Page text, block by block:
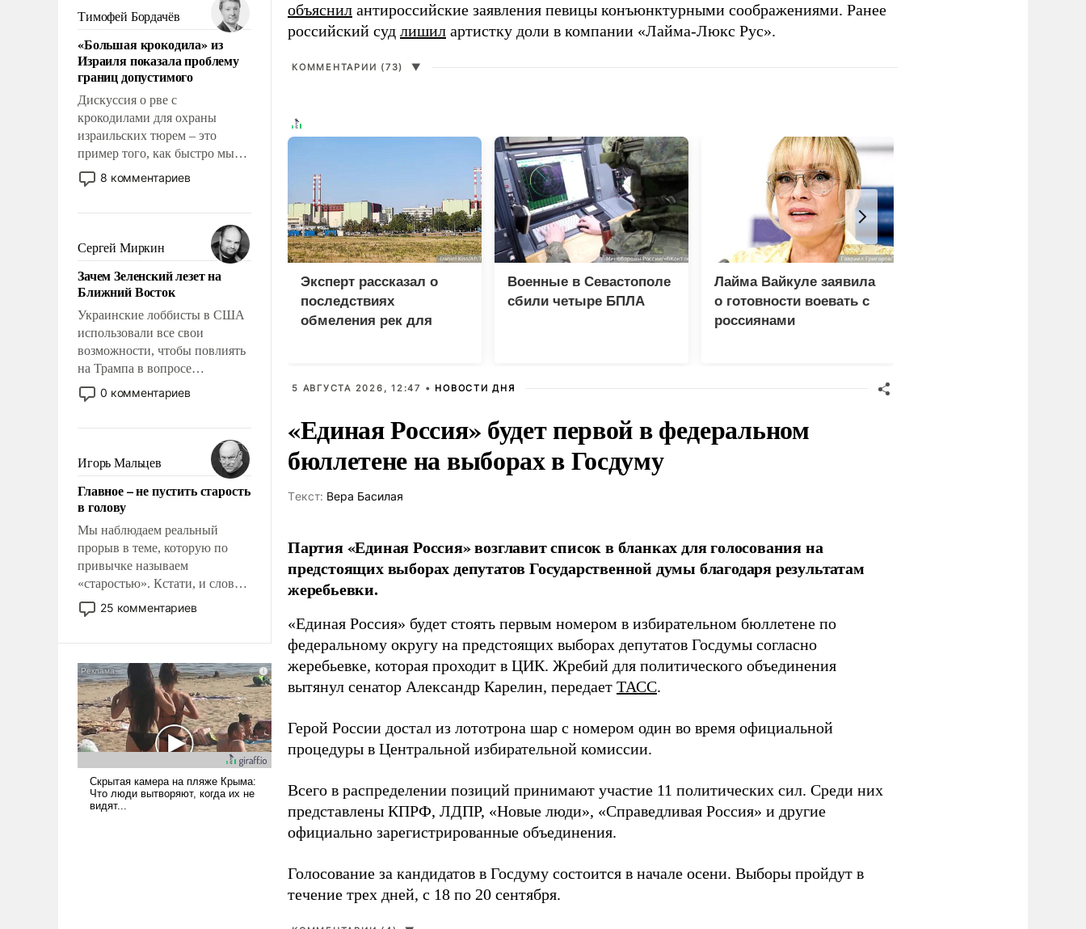
Тимофей Бордачёв
«Большая крокодила» из
Израиля показала проблему
границ допустимого
Дискуссия о рве с
крокодилами для охраны
израильских тюрем – это
пример того, как быстро мы
двигаемся по пути
революционных изменений.
псевдонаучной фантастики,
стало всерьез обсуждаемой
идеей.
8 комментариев
Сергей Миркин
Зачем Зеленский лезет на
Ближний Восток
Украинские лоббисты в США
использовали все свои
возможности, чтобы повлиять
на Трампа в вопросе
предоставления вооружений
своим нанимателям. Вероятно,
консультирует Киев, пришла в
голову мысль: хорошо бы
продемонстрировать, что
Украина вступила в
вооруженное противостояние
с Ираном.
0 комментариев
Игорь Мальцев
Главное – не пустить старость
в голову
Мы наблюдаем реальный
прорыв в теме, которую по
привычке называем
«старостью». Кстати, и слово-
то это уже стараются не
использовать – так же, как
что оно уже несет негативные
коннотации.
25 комментариев
объяснил антироссийские заявления певицы конъюнктурными соображениями. Ранее
российский суд лишил артистку доли в компании «Лайма-Люкс Рус».
КОММЕНТАРИИ (73) ▼
Эксперт рассказал о
последствиях
обмеления рек для
Военные в Севастополе
сбили четыре БПЛА
Лайма Вайкуле заявила
о готовности воевать с
россиянами
5 АВГУСТА 2026, 12:47 • НОВОСТИ ДНЯ
«Единая Россия» будет первой в федеральном
бюллетене на выборах в Госдуму
Tекст: Вера Басилая
Партия «Единая Россия» возглавит список в бланках для голосования на
предстоящих выборах депутатов Государственной думы благодаря результатам
жеребьевки.
«Единая Россия» будет стоять первым номером в избирательном бюллетене по
федеральному округу на предстоящих выборах депутатов Госдумы согласно
жеребьевке, которая проходит в ЦИК. Жребий для политического объединения
вытянул сенатор Александр Карелин, передает ТАСС.
Герой России достал из лототрона шар с номером один во время официальной
процедуры в Центральной избирательной комиссии.
Всего в распределении позиций принимают участие 11 политических сил. Среди них
представлены КПРФ, ЛДПР, «Новые люди», «Справедливая Россия» и другие
официально зарегистрированные объединения.
Голосование за кандидатов в Госдуму состоится в начале осени. Выборы пройдут в
течение трех дней, с 18 по 20 сентября.